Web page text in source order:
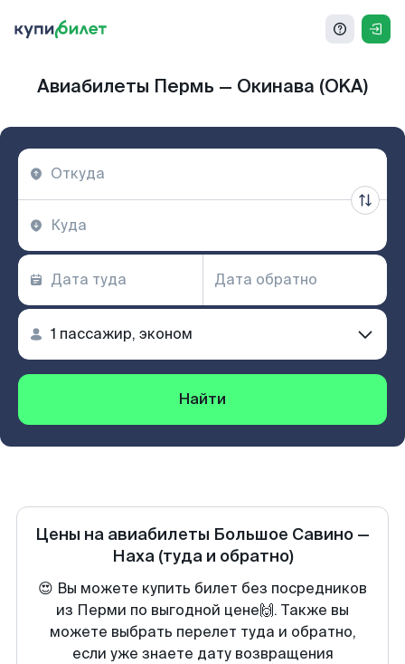
Авиабилеты Пермь — Окинава (OKA)
Найти
Цены на авиабилеты Большое Савино —
Наха (туда и обратно)
😍 Вы можете купить билет без посредников
из Перми по выгодной цене🙌. Также вы
можете выбрать перелет туда и обратно,
если уже знаете дату возвращения